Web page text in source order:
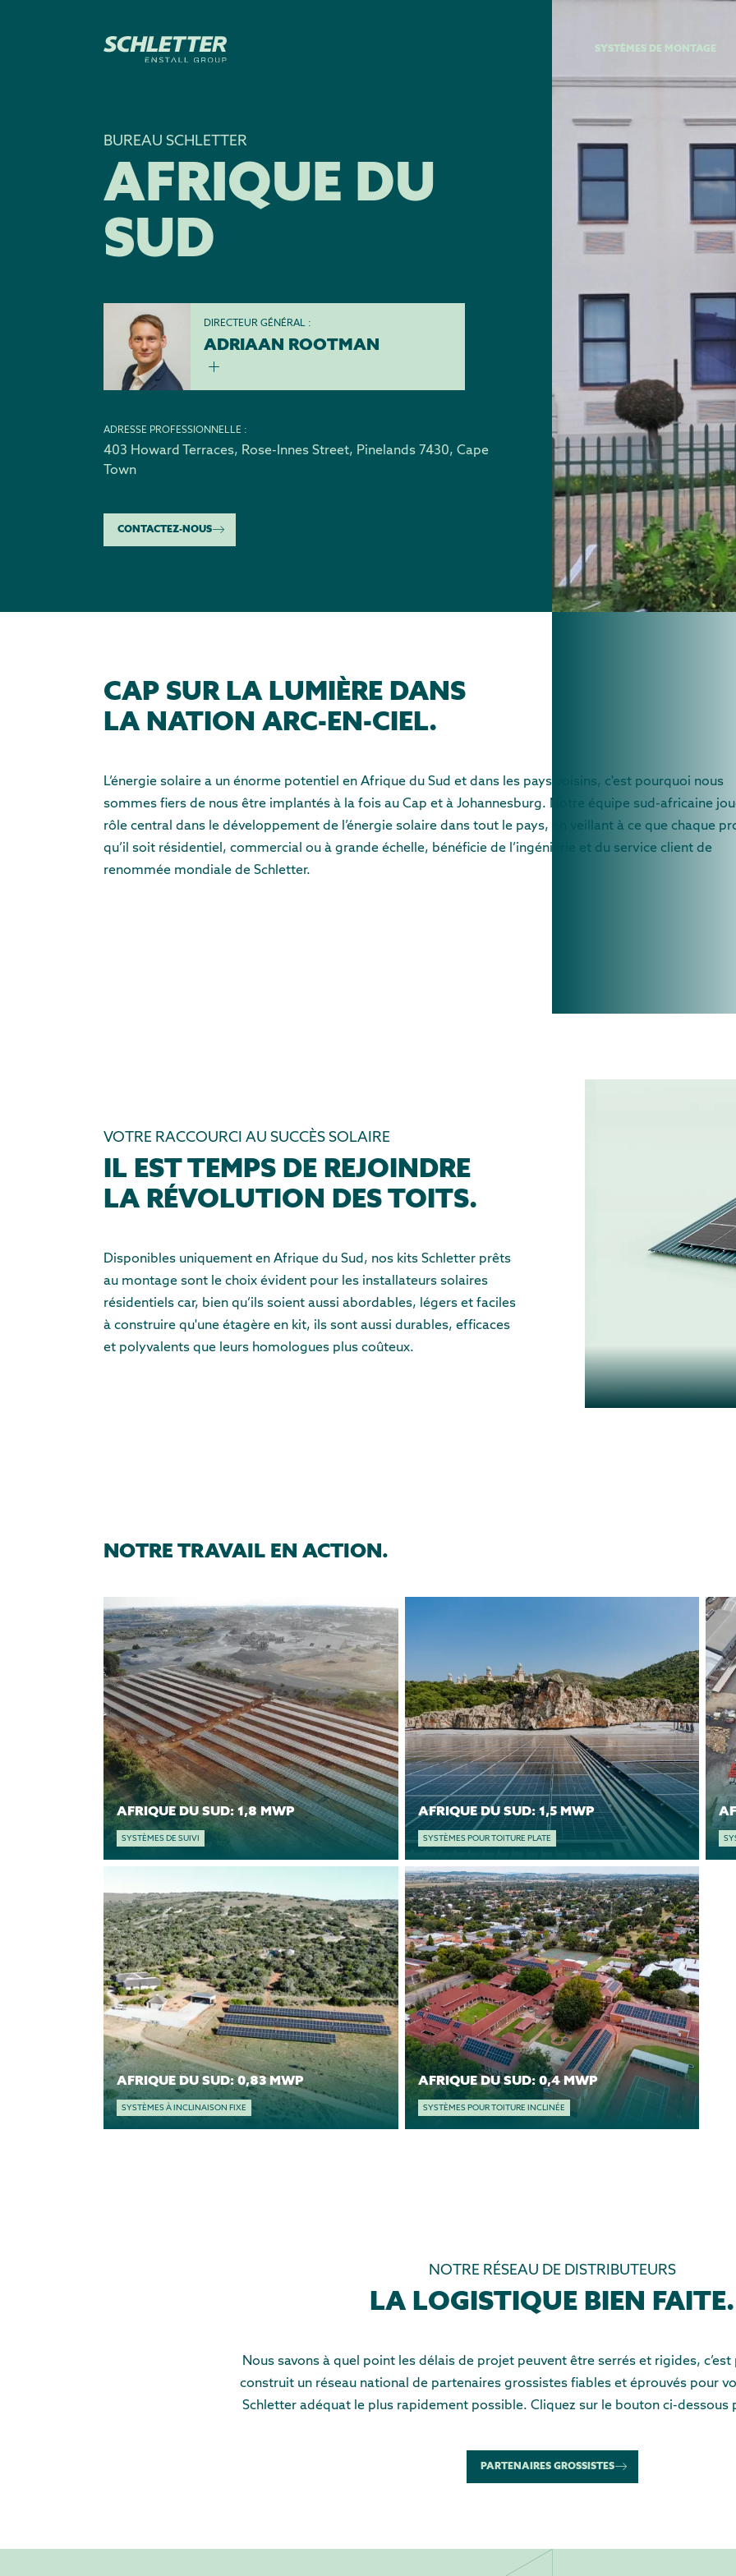
SYSTÈMES DE MONTAGE
BUREAU SCHLETTER
AFRIQUE DU
SUD
DIRECTEUR GÉNÉRAL :
ADRIAAN ROOTMAN
ADRESSE PROFESSIONNELLE :
403 Howard Terraces, Rose-Innes Street, Pinelands 7430, Cape
Town
CONTACTEZ-NOUS
CAP SUR LA LUMIÈRE DANS
LA NATION ARC-EN-CIEL.
L’énergie solaire a un énorme potentiel en Afrique du Sud et dans les pays voisins, c'est pourquoi nous
sommes fiers de nous être implantés à la fois au Cap et à Johannesburg. Notre équipe sud-africaine
rôle central dans le développement de l’énergie solaire dans tout le pays, en veillant à ce que chaque
qu’il soit résidentiel, commercial ou à grande échelle, bénéficie de l’ingénierie et du service client de
renommée mondiale de Schletter.
VOTRE RACCOURCI AU SUCCÈS SOLAIRE
IL EST TEMPS DE REJOINDRE
LA RÉVOLUTION DES TOITS.
Disponibles uniquement en Afrique du Sud, nos kits Schletter prêts
au montage sont le choix évident pour les installateurs solaires
résidentiels car, bien qu’ils soient aussi abordables, légers et faciles
à construire qu'une étagère en kit, ils sont aussi durables, efficaces
et polyvalents que leurs homologues plus coûteux.
NOTRE TRAVAIL EN ACTION.
AFRIQUE DU SUD: 1,8 MWP
SYSTÈMES DE SUIVI
AFRIQUE DU SUD: 1,5 MWP
SYSTÈMES POUR TOITURE PLATE
AFRIQUE DU SUD: 0,83 MWP
SYSTÈMES À INCLINAISON FIXE
AFRIQUE DU SUD: 0,4 MWP
SYSTÈMES POUR TOITURE INCLINÉE
NOTRE RÉSEAU DE DISTRIBUTEURS
LA LOGISTIQUE BIEN FAITE.
Nous savons à quel point les délais de projet peuvent être serrés et rigides,
construit un réseau national de partenaires grossistes fiables et éprouvés pour
Schletter adéquat le plus rapidement possible. Cliquez sur le bouton ci-dessous
PARTENAIRES GROSSISTES